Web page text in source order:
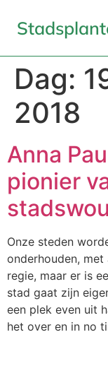
Dag:
2018
Anna
pionier
Onze steden
onderhouden,
regie, maar er is
stad gaat zijn
een plek even uit
het over en in no